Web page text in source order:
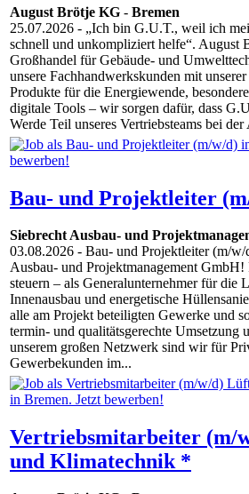
August Brötje KG - Bremen
25.07.2026 - „Ich bin G.U.T., weil ich
schnell und unkompliziert helfe“. August
Großhandel für Gebäude- und
unsere Fachhandwerkskunden mit
Produkte für die Energiewende,
digitale Tools – wir sorgen dafür, dass
Werde Teil unseres Vertriebsteams bei
Bau- und Projektleiter
Siebrecht Ausbau- und
03.08.2026 - Bau- und Projektleiter (m/
Ausbau- und Projektmanagement
steuern – als Generalunternehmer für die
Innenausbau und energetische
alle am Projekt beteiligten Gewerke und
termin- und qualitätsgerechte Umsetzung
unserem großen Netzwerk sind wir für
Gewerbekunden im...
Vertriebsmitarbeiter (m/
und Klimatechnik *